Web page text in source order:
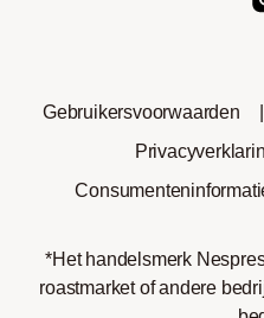
Gebruikersvoorwaarden
*Het handelsmerk
roastmarket of andere